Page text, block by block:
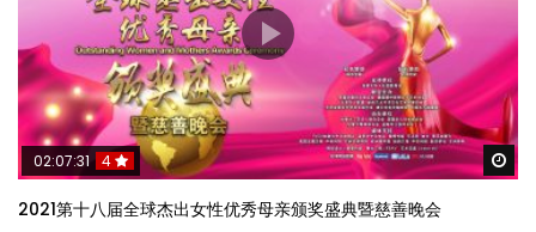
02:07:31 4
2021第十八届全球杰出女性优秀母亲颁奖盛典暨慈善晚会